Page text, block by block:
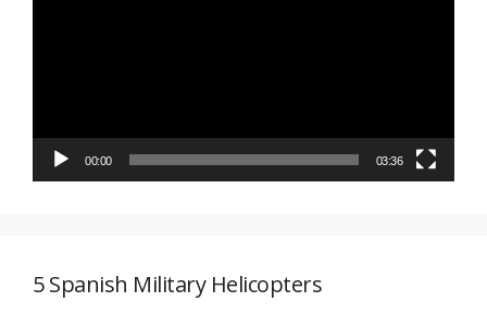
00:00 03:36
5 Spanish Military Helicopters